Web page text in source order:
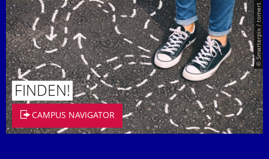
© Smarterpix / tomert
FINDEN!
CAMPUS NAVIGATOR